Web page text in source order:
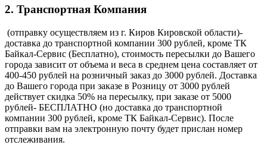
2. Транспортная Компания
(отправку осуществляем из г. Киров Кировской области)-
доставка до транспортной компании 300 рублей, кроме ТК
Байкал-Сервис (Бесплатно), стоимость пересылки до Вашего
города зависит от объема и веса в среднем цена составляет от
400-450 рублей на розничный заказ до 3000 рублей. Доставка
до Вашего города при заказе в Розницу от 3000 рублей
действует скидка 50% на пересылку, при заказе от 5000
рублей- БЕСПЛАТНО (но доставка до транспортной
компании 300 рублей, кроме ТК Байкал-Сервис). После
отправки вам на электронную почту будет прислан номер
отслеживания.